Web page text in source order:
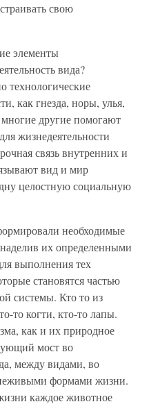
свою
элементы
вида?
технологические
как гнезда, норы, улья,
другие помогают
жизнедеятельности
связь внутренних и
вид и мир
целостную социальную
необходимые
их определенными
выполнения тех
становятся частью
системы. Кто то из
то когти, кто-то лапы.
как и их природное
мост во
между видами, во
формами жизни.
каждое животное